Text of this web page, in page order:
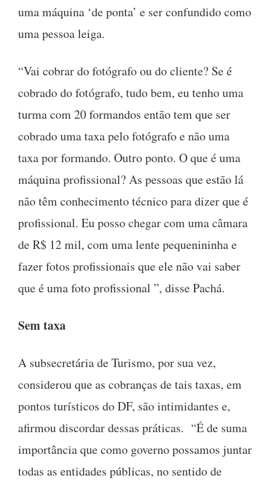
uma máquina ‘de ponta’ e ser confundido como
uma pessoa leiga.
“Vai cobrar do fotógrafo ou do cliente? Se é
cobrado do fotógrafo, tudo bem, eu tenho uma
turma com 20 formandos então tem que ser
cobrado uma taxa pelo fotógrafo e não uma
taxa por formando. Outro ponto. O que é uma
máquina profissional? As pessoas que estão lá
não têm conhecimento técnico para dizer que é
profissional. Eu posso chegar com uma câmara
de R$ 12 mil, com uma lente pequenininha e
fazer fotos profissionais que ele não vai saber
que é uma foto profissional ”, disse Pachá.
Sem taxa
A subsecretária de Turismo, por sua vez,
considerou que as cobranças de tais taxas, em
pontos turísticos do DF, são intimidantes e,
afirmou discordar dessas práticas. “É de suma
importância que como governo possamos juntar
todas as entidades públicas, no sentido de